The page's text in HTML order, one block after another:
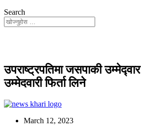
Search
उपराष्ट्रपतिमा जसपाकी
उम्मेदवारी फिर्ता लिने
March 12, 2023